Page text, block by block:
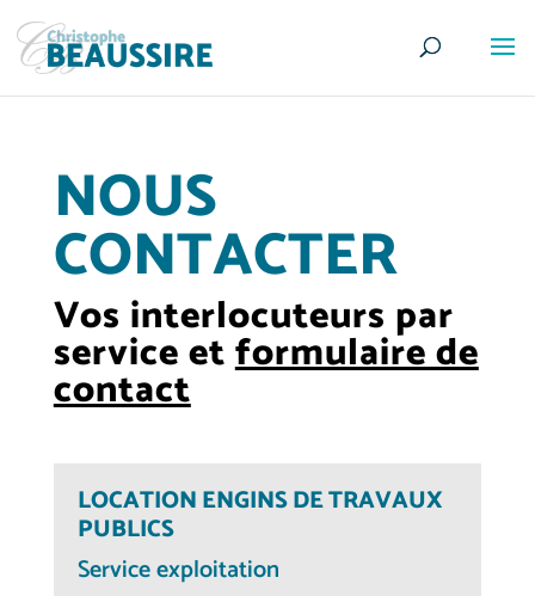
NOUS
CONTACTER
Vos interlocuteurs par
service etformulaire de
contact
LOCATION ENGINS DE TRAVAUX
PUBLICS
Service exploitation